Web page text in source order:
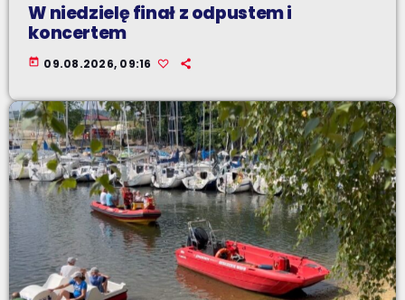
W niedzielę finał z odpustem i
koncertem
today 09.08.2026, 09:16